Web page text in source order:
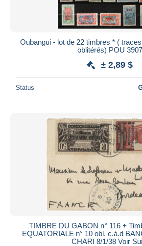
Oubangui - lot de 22 timbres * (
oblitérés) POU 3907
± 2,89 $
Status
TIMBRE DU GABON n° 116 +
EQUATORIALE n° 10 obl. c.à.d
CHARI 8/1/38 Voir